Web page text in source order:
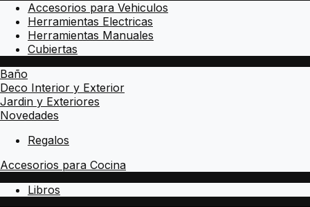
Accesorios para Vehiculos
Herramientas Electricas
Herramientas Manuales
Cubiertas
Baño
Deco Interior y Exterior
Jardin y Exteriores
Novedades
Regalos
Accesorios para Cocina
Libros